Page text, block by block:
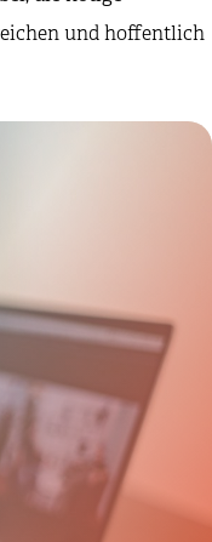
und hoffentlich